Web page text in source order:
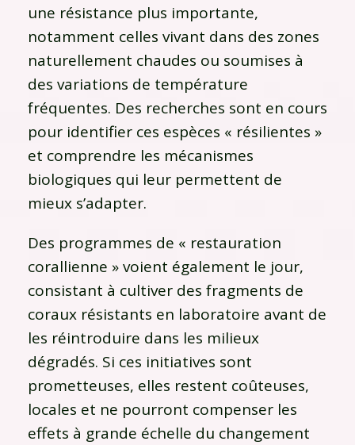
une résistance plus importante,
notamment celles vivant dans des zones
naturellement chaudes ou soumises à
des variations de température
fréquentes. Des recherches sont en cours
pour identifier ces espèces « résilientes »
et comprendre les mécanismes
biologiques qui leur permettent de
mieux s’adapter.
Des programmes de « restauration
corallienne » voient également le jour,
consistant à cultiver des fragments de
coraux résistants en laboratoire avant de
les réintroduire dans les milieux
dégradés. Si ces initiatives sont
prometteuses, elles restent coûteuses,
locales et ne pourront compenser les
effets à grande échelle du changement